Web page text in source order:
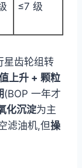
≤7 级
星齿轮组转
上升 + 颗粒
(BOP 一年才
化沉淀为主
滤油机,但操